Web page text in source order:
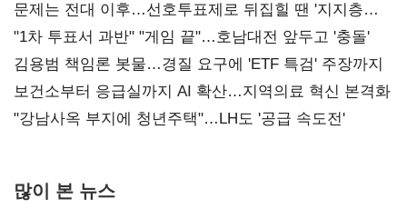
문제는 전대 이후…선호투표제로 뒤집힐 땐 '지지층
불복'
"1차 투표서 과반" "게임 끝"…호남대전 앞두고 '충돌'
김용범 책임론 봇물…경질 요구에 'ETF 특검' 주장까지
보건소부터 응급실까지 AI 확산…지역의료 혁신 본격화
"강남사옥 부지에 청년주택"…LH도 '공급 속도전'
많이 본 뉴스